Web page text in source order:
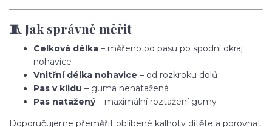
🧵 Jak správně měřit
Celková délka – měřeno od pasu po spodní okraj
nohavice
Vnitřní délka nohavice – od rozkroku dolů
Pas v klidu – guma nenatažená
Pas natažený– maximální roztažení gumy
Doporučujeme přeměřit oblíbené kalhoty dítěte a porovnat